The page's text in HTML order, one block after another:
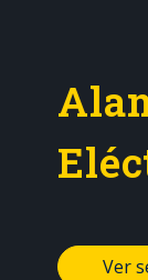
Ver